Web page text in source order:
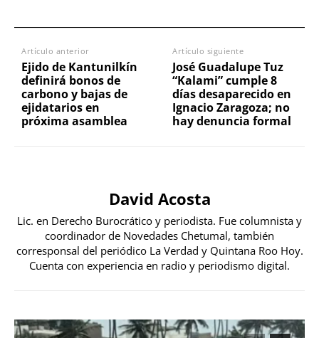
Artículo anterior
Ejido de Kantunilkín
definirá bonos de
carbono y bajas de
ejidatarios en
próxima asamblea
Artículo siguiente
José Guadalupe Tuz
“Kalami” cumple 8
días desaparecido en
Ignacio Zaragoza; no
hay denuncia formal
David Acosta
Lic. en Derecho Burocrático y periodista. Fue columnista y
coordinador de Novedades Chetumal, también
corresponsal del periódico La Verdad y Quintana Roo Hoy.
Cuenta con experiencia en radio y periodismo digital.